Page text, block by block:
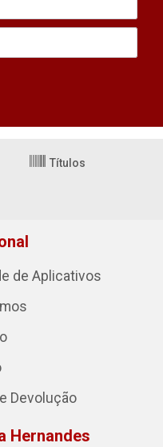
Títulos
de Aplicativos
Devolução
Hernandes